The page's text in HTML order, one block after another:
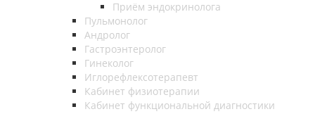
Приём эндокринолога
Пульмонолог
Андролог
Гастроэнтеролог
Гинеколог
Иглорефлексотерапевт
Кабинет физиотерапии
Кабинет функциональной диагностики